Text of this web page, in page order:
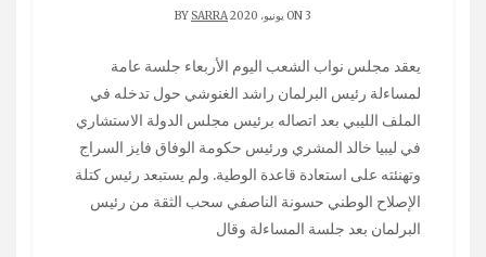
ON 3 يونيو، 2020 BY SARRA
يعقد مجلس نواب الشعب اليوم الأربعاء جلسة عامة
لمساءلة رئيس البرلمان راشد الغنوشي حول تدخله في
الملف الليبي بعد اتصاله برئيس مجلس الدولة الاستشاري
في ليبيا خالد المشري ورئيس حكومة الوفاق فايز السراج
وتهنئته على استعادة قاعدة الوطية. ولم يستبعد رئيس كتلة
الإصلاح الوطني حسونة الناصفي سحب الثقة من رئيس
البرلمان بعد جلسة المساءلة وقال